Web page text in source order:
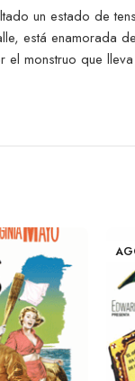
un estado de
está enamorada
monstruo que